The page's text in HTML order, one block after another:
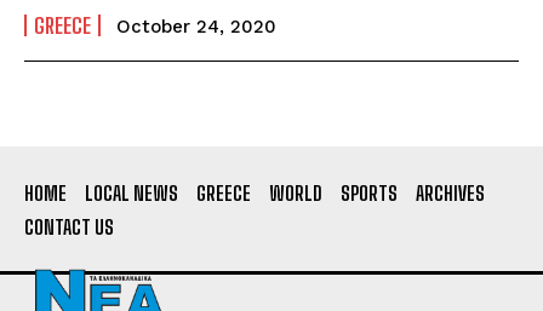
GREECE October 24, 2020
HOME LOCAL NEWS GREECE WORLD SPORTS
ARCHIVES
CONTACT US